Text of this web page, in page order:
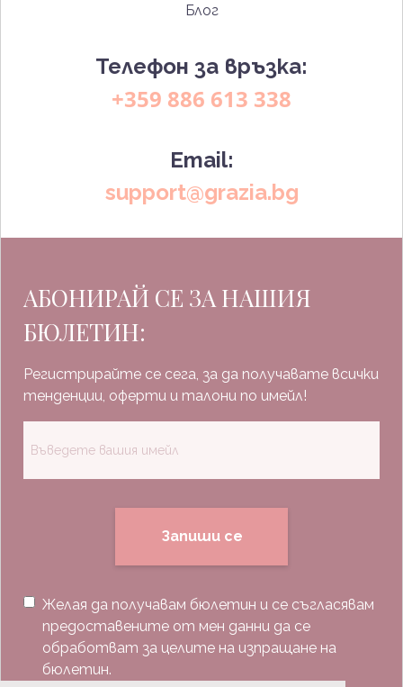
Блог
Телефон за връзка:
+359 886 613 338
Email:
support@grazia.bg
АБОНИРАЙ СЕ ЗА НАШИЯ
БЮЛЕТИН:
Регистрирайте се сега, за да получавате всички
тенденции, оферти и талони по имейл!
Запиши се
Желая да получавам бюлетин и се съгласявам
предоставените от мен данни да се
обработват за целите на изпращане на
бюлетин.